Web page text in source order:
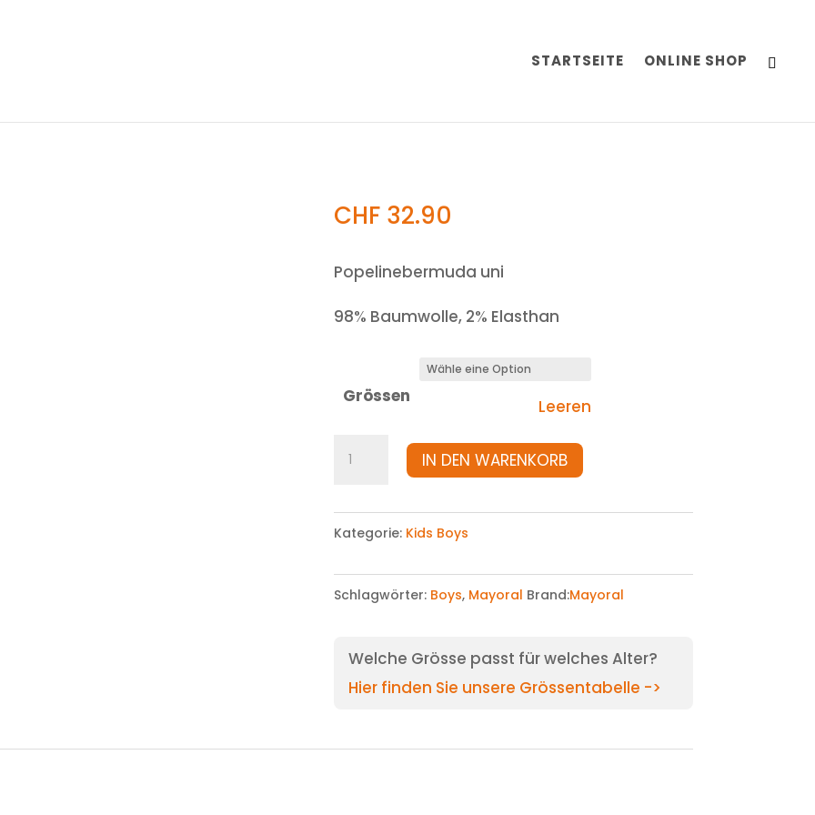
STARTSEITE ONLINE SHOP
CHF32.90
Popelinebermuda uni
98% Baumwolle, 2% Elasthan
Grössen
Leeren
Short
IN DEN WARENKORB
Kategorie: Kids Boys
Schlagwörter: Boys, Mayoral Brand:Mayoral
Welche Grösse passt für welches Alter?
Hier finden Sie unsere Grössentabelle ->